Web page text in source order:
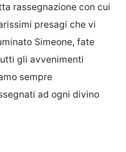
rassegnazione con cui
presagi che vi
Simeone, fate
gli avvenimenti
sempre
ad ogni divino